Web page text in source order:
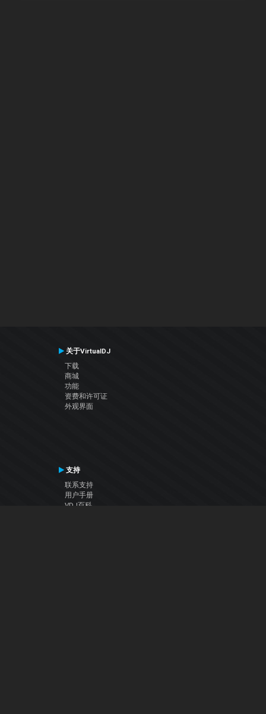
关于VirtualDJ
下载
商城
功能
资费和许可证
外观界面
支持
联系支持
用户手册
VDJ百科